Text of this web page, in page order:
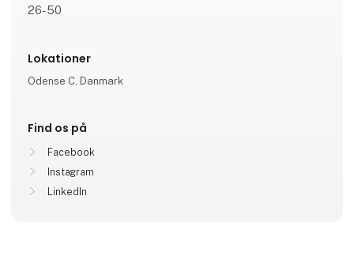
26-50
Lokationer
Odense C, Danmark
Find os på
Facebook
Instagram
LinkedIn